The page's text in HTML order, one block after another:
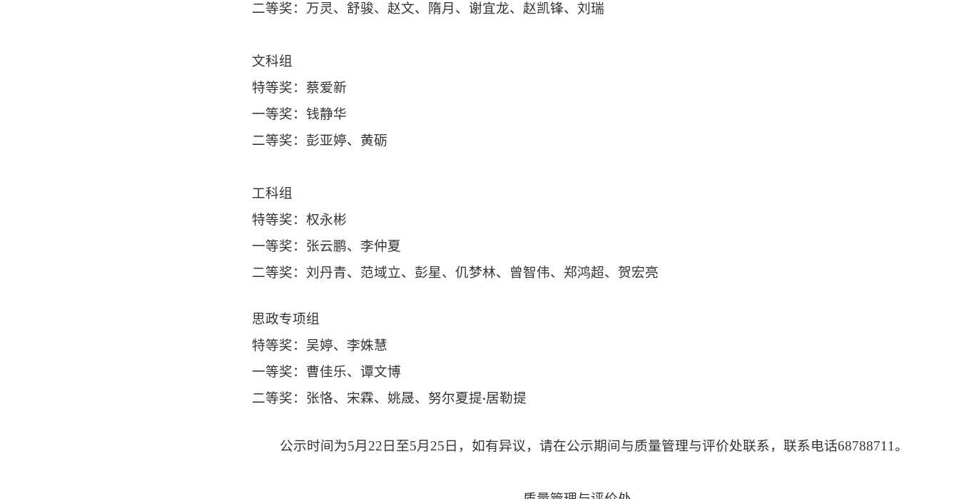
二等奖： 万灵、舒骏、赵文、隋月、谢宜龙、赵凯锋、刘瑞
文科组
特等奖：蔡爱新
一等奖：钱静华
二等奖： 彭亚婷、黄砺
工科组
特等奖：权永彬
一等奖： 张云鹏、李仲夏
二等奖：刘丹青、范域立、彭星、仉梦林、曾智伟、郑鸿超、贺宏亮
思政专项组
特等奖： 吴婷、李姝慧
一等奖： 曹佳乐、谭文博
二等奖： 张恪、宋霖、姚晟、努尔夏提·居勒提
公示时间为5月 22 日至5月 25 日，如有异议，请在公示期间与质量管理与评价处联系，联系电话68788711。